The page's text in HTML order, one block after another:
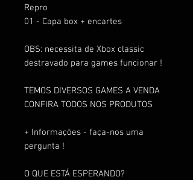
Repro
01 - Capa box + encartes
OBS: necessita de Xbox classic
destravado para games funcionar !
TEMOS DIVERSOS GAMES A VENDA
CONFIRA TODOS NOS PRODUTOS
+ Informações - faça-nos uma
pergunta !
O QUE ESTÁ ESPERANDO?